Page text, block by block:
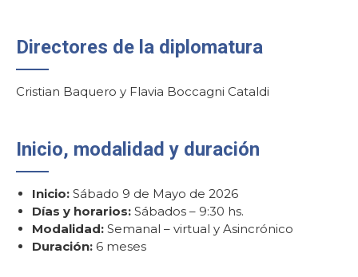
Directores de la diplomatura
Cristian Baquero y Flavia Boccagni Cataldi
Inicio, modalidad y duración
Inicio: Sábado 9 de Mayo de 2026
Días y horarios: Sábados – 9:30 hs.
Modalidad: Semanal – virtual y Asincrónico
Duración: 6 meses